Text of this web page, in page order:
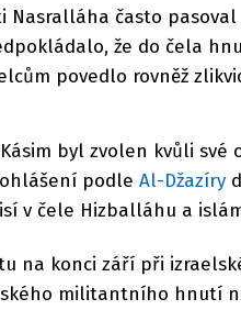
Nasralláha často
že do čela
povedlo rovněž
byl zvolen kvůli své
podle Al-Džazíry
v čele Hizballáhu a
na konci září při
militantního hnutí